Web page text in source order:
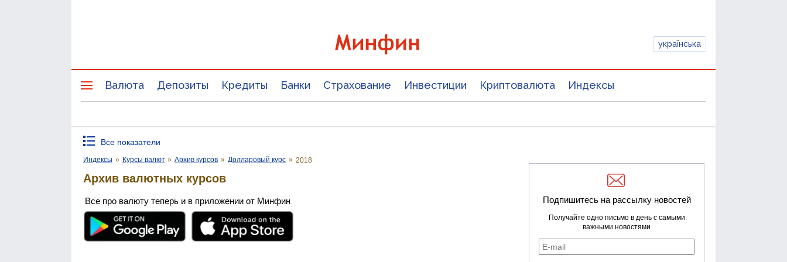
українська
Валюта Депозиты Кредиты Банки Страхование Инвестиции Криптовалюта Индексы
Все показатели
Индексы » Курсы валют » Архив курсов » Долларовый курс » 2018
Архив валютных курсов
Все про валюту теперь и в приложении от Минфин Подпишитесь на рассылку новостей
Получайте одно письмо в день с самыми
важными новостями